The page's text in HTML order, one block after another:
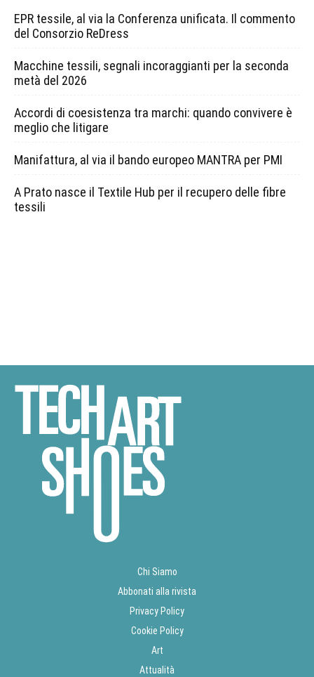
EPR tessile, al via la Conferenza unificata. Il commento
del Consorzio ReDress
Macchine tessili, segnali incoraggianti per la seconda
metà del 2026
Accordi di coesistenza tra marchi: quando convivere è
meglio che litigare
Manifattura, al via il bando europeo MANTRA per PMI
A Prato nasce il Textile Hub per il recupero delle fibre
tessili
Chi Siamo
Abbonati alla rivista
Privacy Policy
Cookie Policy
Art
Attualità